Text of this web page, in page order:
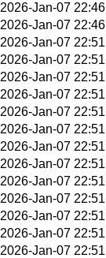
2026-Jan-07 22:46
2026-Jan-07 22:46
2026-Jan-07 22:51
2026-Jan-07 22:51
2026-Jan-07 22:51
2026-Jan-07 22:51
2026-Jan-07 22:51
2026-Jan-07 22:51
2026-Jan-07 22:51
2026-Jan-07 22:51
2026-Jan-07 22:51
2026-Jan-07 22:51
2026-Jan-07 22:51
2026-Jan-07 22:51
2026-Jan-07 22:51